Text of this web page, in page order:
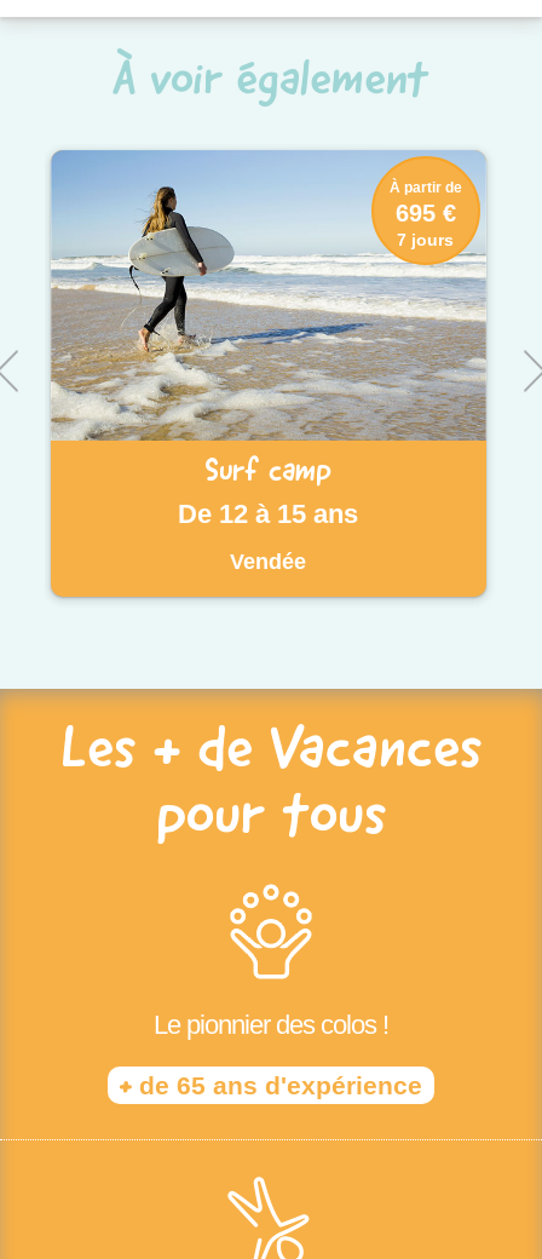
À voir également
Surf camp
De 12 à 15 ans
Vendée
À partir de
695 €
7 jours
Les + de Vacances
pour tous
Le pionnier des colos !
+ de 65 ans d'expérience